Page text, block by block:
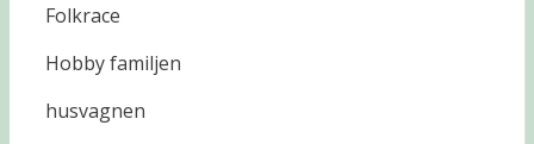
Folkrace
Hobby familjen
husvagnen